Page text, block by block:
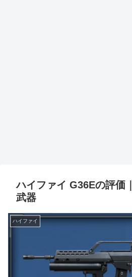
ハイファイ G36Eの評価
武器
ハイファイ